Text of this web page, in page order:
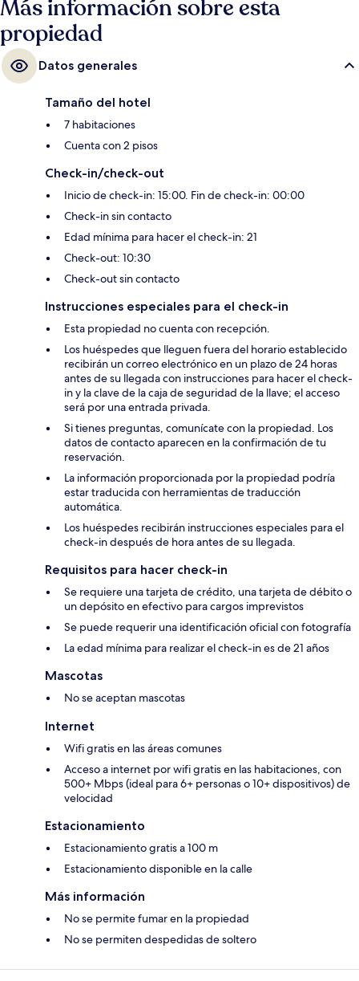
Más información sobre esta
propiedad
Datos generales
Tamaño del hotel
7 habitaciones
Cuenta con 2 pisos
Check-in/check-out
Inicio de check-in: 15:00. Fin de check-in: 00:00
Check-in sin contacto
Edad mínima para hacer el check-in: 21
Check-out: 10:30
Check-out sin contacto
Instrucciones especiales para el check-in
Esta propiedad no cuenta con recepción.
Los huéspedes que lleguen fuera del horario establecido
recibirán un correo electrónico en un plazo de 24 horas
antes de su llegada con instrucciones para hacer el check-
in y la clave de la caja de seguridad de la llave; el acceso
será por una entrada privada.
Si tienes preguntas, comunícate con la propiedad. Los
datos de contacto aparecen en la confirmación de tu
reservación.
La información proporcionada por la propiedad podría
estar traducida con herramientas de traducción
automática.
Los huéspedes recibirán instrucciones especiales para el
check-in después de hora antes de su llegada.
Requisitos para hacer check-in
Se requiere una tarjeta de crédito, una tarjeta de débito o
un depósito en efectivo para cargos imprevistos
Se puede requerir una identificación oficial con fotografía
La edad mínima para realizar el check-in es de 21 años
Mascotas
No se aceptan mascotas
Internet
Wifi gratis en las áreas comunes
Acceso a internet por wifi gratis en las habitaciones, con
500+ Mbps (ideal para 6+ personas o 10+ dispositivos) de
velocidad
Estacionamiento
Estacionamiento gratis a 100 m
Estacionamiento disponible en la calle
Más información
No se permite fumar en la propiedad
No se permiten despedidas de soltero